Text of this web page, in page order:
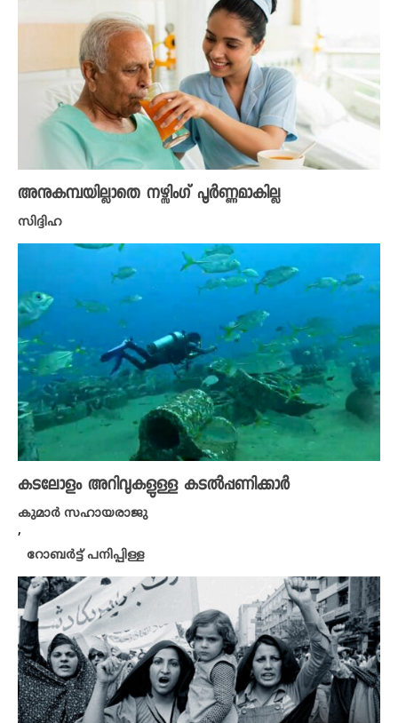
അനുകമ്പയില്ലാതെ നഴ്സിം​ഗ് പൂർണ്ണമാകില്ല
സിദ്ദിഹ
കടലോളം അറിവുകളുള്ള കടൽപ്പണിക്കാർ
കുമാർ സഹായരാജു
,
റോബർട്ട് പനിപ്പിള്ള